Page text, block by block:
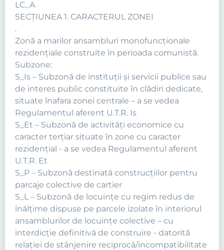
LC_A
SECŢIUNEA 1. CARACTERUL ZONEI
.
Zonă a marilor ansambluri monofuncţionale
rezidenţiale construite în perioada comunistă.
Subzone:
S_Is – Subzonă de instituţii şi servicii publice sau
de interes public constituite în clădiri dedicate,
situate înafara zonei centrale – a se vedea
Regulamentul aferent U.T.R. Is
S_Et – Subzonă de activităţi economice cu
caracter terţiar situate în zone cu caracter
rezidenţial - a se vedea Regulamentul aferent
U.T.R. Et
S_P – Subzonă destinată construcţiilor pentru
parcaje colective de cartier
S_L – Subzonă de locuinţe cu regim redus de
înălţime dispuse pe parcele izolate în interiorul
ansamblurilor de locuinţe colective – cu
interdicţie definitivă de construire - datorită
relaţiei de stânjenire reciprocă/incompatibilitate